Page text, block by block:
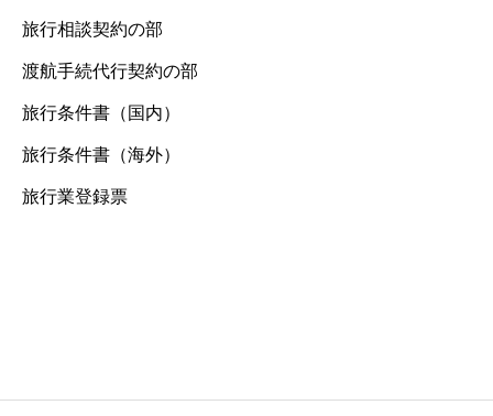
旅行相談契約の部
渡航手続代行契約の部
旅行条件書（国内）
旅行条件書（海外）
旅行業登録票